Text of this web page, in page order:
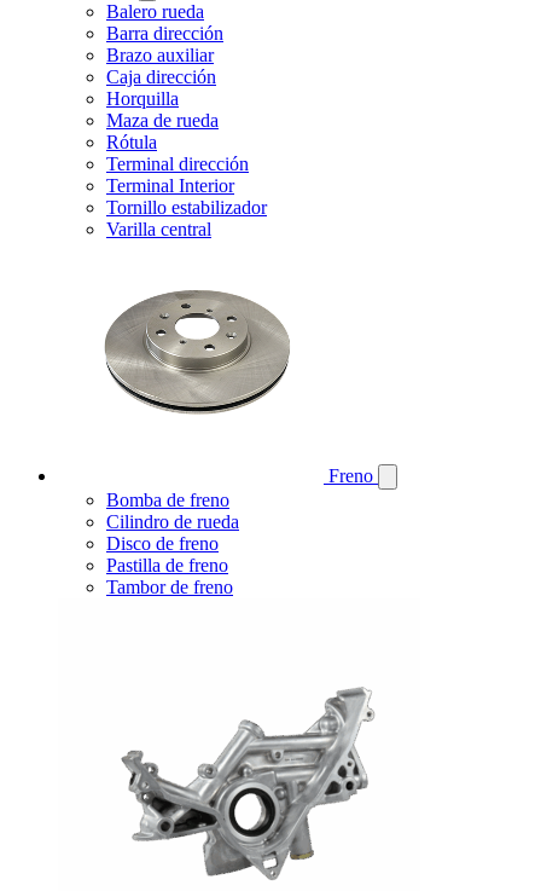
Balero rueda
Barra dirección
Brazo auxiliar
Caja dirección
Horquilla
Maza de rueda
Rótula
Terminal dirección
Terminal Interior
Tornillo estabilizador
Varilla central
Freno
Bomba de freno
Cilindro de rueda
Disco de freno
Pastilla de freno
Tambor de freno